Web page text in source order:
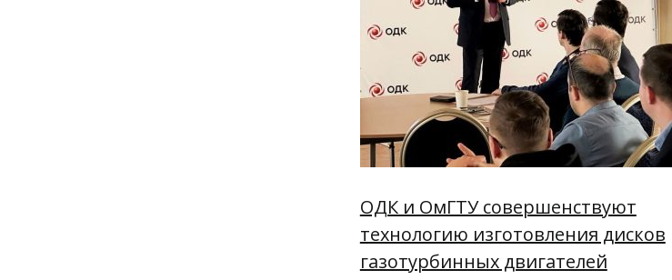
ОДК и ОмГТУ совершенствуют
технологию изготовления дисков
газотурбинных двигателей